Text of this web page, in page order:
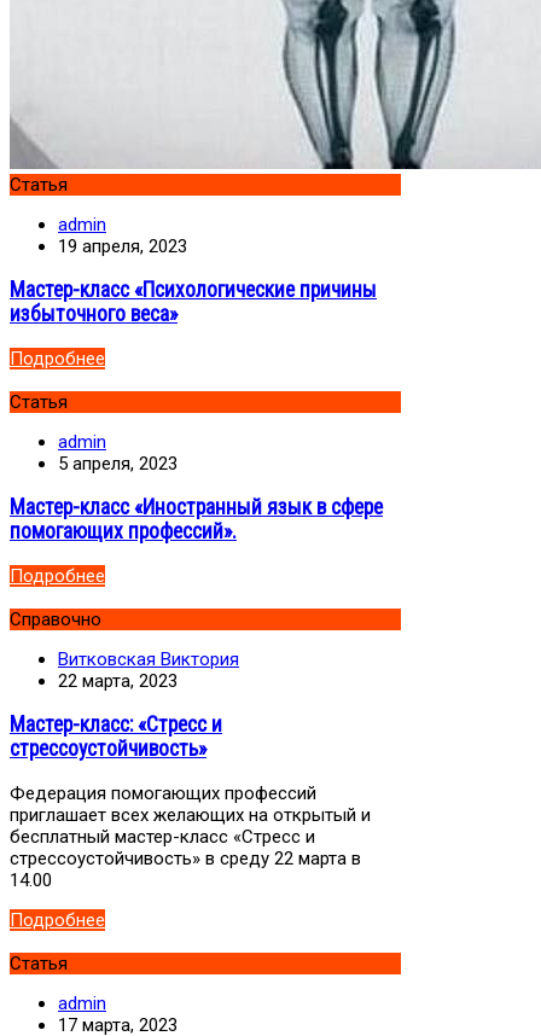
Статья
admin
19 апреля, 2023
Мастер-класс «Психологические причины
избыточного веса»
Подробнее
Статья
admin
5 апреля, 2023
Мастер-класс «Иностранный язык в сфере
помогающих профессий».
Подробнее
Справочно
Витковская Виктория
22 марта, 2023
Мастер-класс: «Стресс и
стрессоустойчивость»
Федерация помогающих профессий
приглашает всех желающих на открытый и
бесплатный мастер-класс «Стресс и
стрессоустойчивость» в среду 22 марта в
14.00
Подробнее
Статья
admin
17 марта, 2023